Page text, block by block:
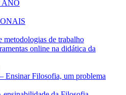
ANO
metodologias de trabalho
online na didática da
Ensinar Filosofia, um problema